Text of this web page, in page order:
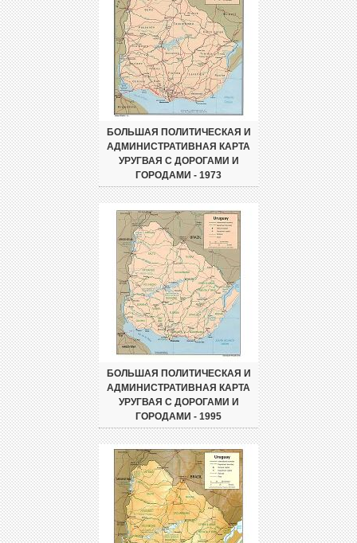
БОЛЬШАЯ ПОЛИТИЧЕСКАЯ И
АДМИНИСТРАТИВНАЯ КАРТА
УРУГВАЯ С ДОРОГАМИ И
ГОРОДАМИ - 1973
БОЛЬШАЯ ПОЛИТИЧЕСКАЯ И
АДМИНИСТРАТИВНАЯ КАРТА
УРУГВАЯ С ДОРОГАМИ И
ГОРОДАМИ - 1995